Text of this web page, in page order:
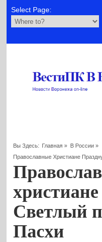
Select Page:
Вы Здесь: Главная » В России»
Православные Христиане
Светлый
Пасхи